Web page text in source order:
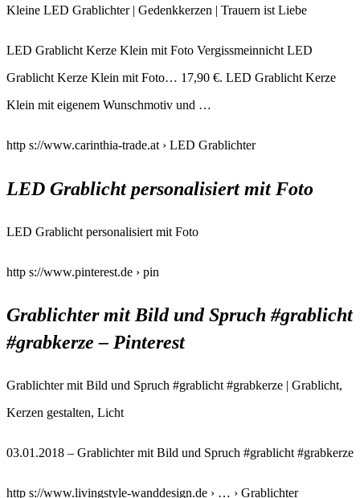
Kleine LED Grablichter | Gedenkkerzen | Trauern ist Liebe
LED Grablicht Kerze Klein mit Foto Vergissmeinnicht LED
Grablicht Kerze Klein mit Foto… 17,90 €. LED Grablicht Kerze
Klein mit eigenem Wunschmotiv und …
http s://www.carinthia-trade.at › LED Grablichter
LED Grablicht personalisiert mit Foto
LED Grablicht personalisiert mit Foto
http s://www.pinterest.de › pin
Grablichter mit Bild und Spruch #grablicht
#grabkerze – Pinterest
Grablichter mit Bild und Spruch #grablicht #grabkerze | Grablicht,
Kerzen gestalten, Licht
03.01.2018 – Grablichter mit Bild und Spruch #grablicht #grabkerze
http s://www.livingstyle-wanddesign.de › … › Grablichter